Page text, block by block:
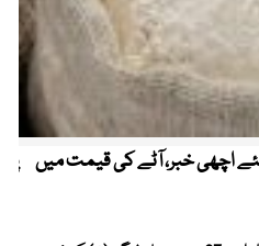
اچھی خبر، آٹے کی قیمت میں